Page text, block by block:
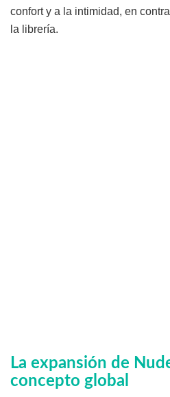
confort y a la intimidad, en
la librería.
La expansión de
concepto global